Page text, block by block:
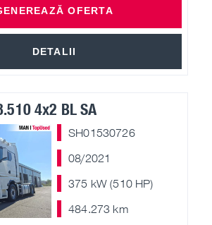
OFERTA
DETALII
4x2 BL SA
SH01530726
08/2021
375 kW (510 HP)
484.273 km